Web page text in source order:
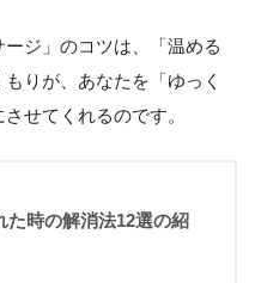
ジ」のコツは、「温める
りが、あなたを「ゆっく
せてくれるのです。
た時の解消法12選の紹